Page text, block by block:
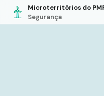
Segurança